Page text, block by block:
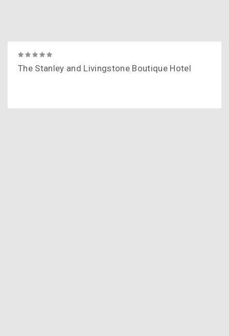
The Stanley and Livingstone Boutique Hotel